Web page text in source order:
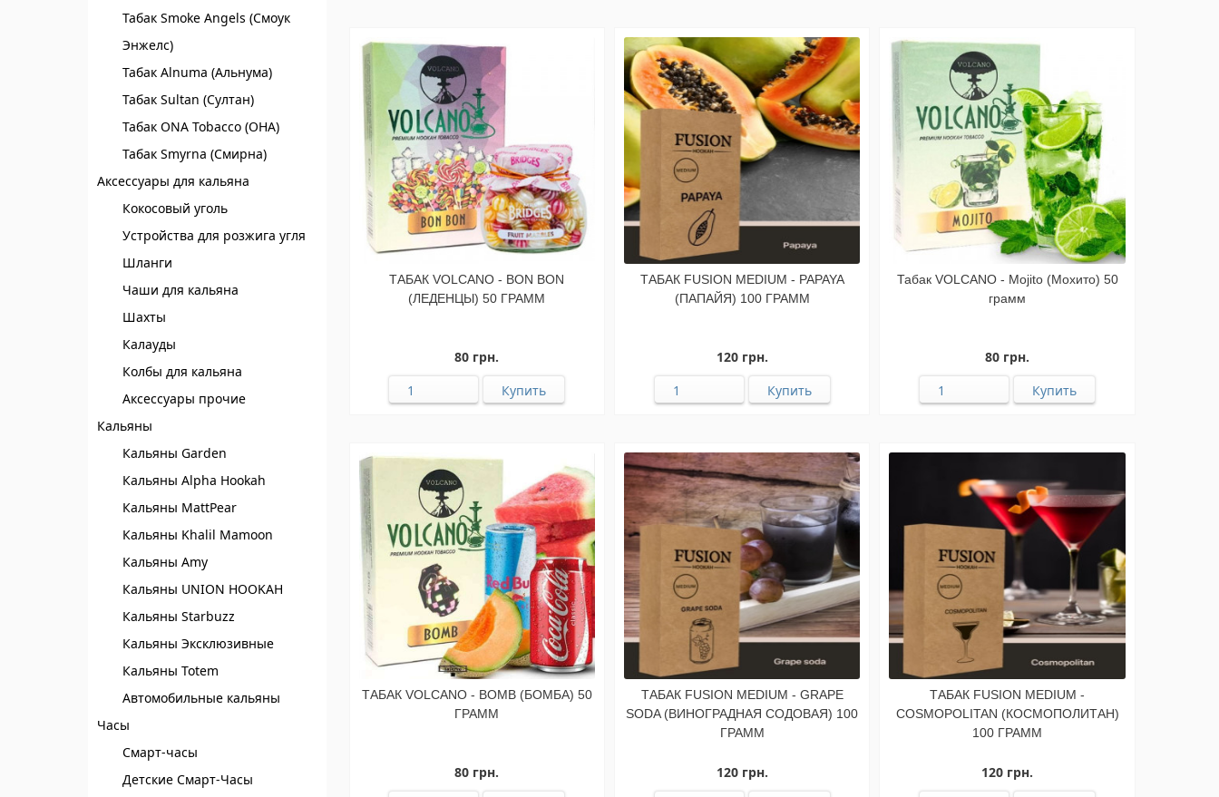
Табак Smoke Angels (Смоук
Энжелс)
Табак Alnuma (Альнума)
Табак Sultan (Султан)
Табак ONA Tobacco (ОНА)
Табак Smyrna (Смирна)
Аксессуары для кальяна
Кокосовый уголь
Устройства для розжига угля
Шланги
Чаши для кальяна
Шахты
Калауды
Колбы для кальяна
Аксессуары прочие
Кальяны
Кальяны Garden
Кальяны Alpha Hookah
Кальяны MattPear
Кальяны Khalil Mamoon
Кальяны Amy
Кальяны UNION HOOKAH
Кальяны Starbuzz
Кальяны Эксклюзивные
Кальяны Totem
Автомобильные кальяны
Часы
Смарт-часы
Детские Смарт-Часы
ТАБАК VOLCANO - BON BON
(ЛЕДЕНЦЫ) 50 ГРАММ
80 грн.
ТАБАК FUSION MEDIUM - PAPAYA
(ПАПАЙЯ) 100 ГРАММ
120 грн.
Табак VOLCANO - Mojito (Мохито) 50
грамм
80 грн.
ТАБАК VOLCANO - BOMB (БОМБА) 50
ГРАММ
80 грн.
ТАБАК FUSION MEDIUM - GRAPE
SODA (ВИНОГРАДНАЯ СОДОВАЯ) 100
ГРАММ
120 грн.
ТАБАК FUSION MEDIUM -
COSMOPOLITAN (КОСМОПОЛИТАН)
100 ГРАММ
120 грн.